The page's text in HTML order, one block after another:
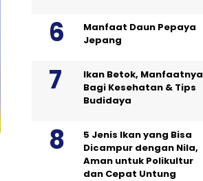
Manfaat Daun Pepaya
Jepang
Ikan Betok, Manfaatnya
Bagi Kesehatan & Tips
Budidaya
5 Jenis Ikan yang Bisa
Dicampur dengan Nila,
Aman untuk Polikultur
dan Cepat Untung